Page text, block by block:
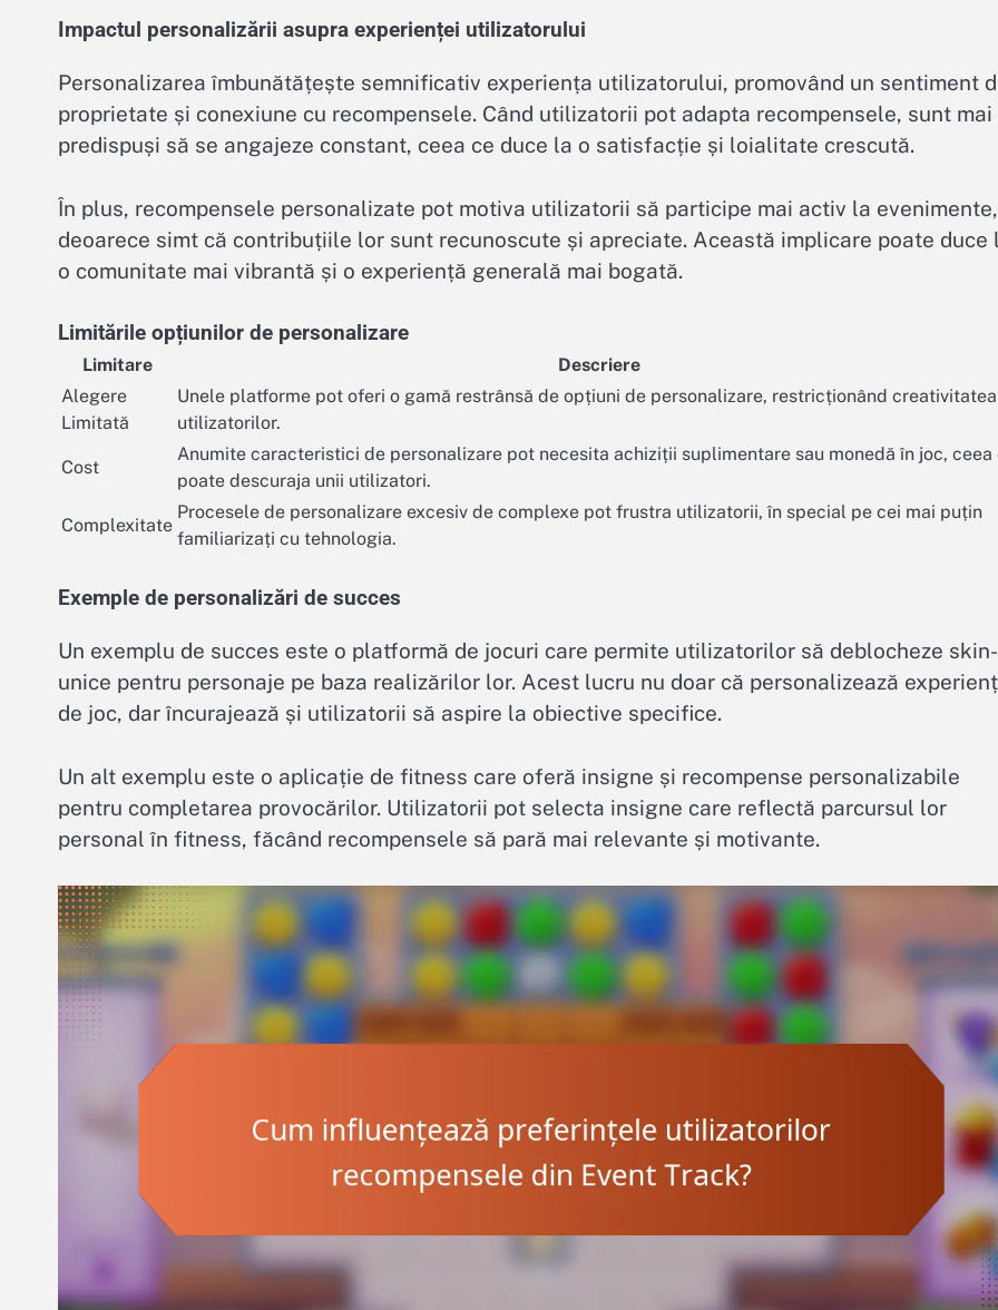
Impactul personalizării asupra experienței utilizatorului
Personalizarea îmbunătățește semnificativ experiența utilizatorului, promovând un sentiment
proprietate și conexiune cu recompensele. Când utilizatorii pot adapta recompensele, sunt mai
predispuși să se angajeze constant, ceea ce duce la o satisfacție și loialitate crescută.
În plus, recompensele personalizate pot motiva utilizatorii să participe mai activ la evenimente,
deoarece simt că contribuțiile lor sunt recunoscute și apreciate. Această implicare poate duce
o comunitate mai vibrantă și o experiență generală mai bogată.
Limitările opțiunilor de personalizare
Limitare
Descriere
Alegere
Limitată
Unele platforme pot oferi o gamă restrânsă de opțiuni de personalizare, restricționând creativitatea
utilizatorilor.
Cost
Anumite caracteristici de personalizare pot necesita achiziții suplimentare sau monedă în joc, ceea
poate descuraja unii utilizatori.
Complexitate
Procesele de personalizare excesiv de complexe pot frustra utilizatorii, în special pe cei mai puțin
familiarizați cu tehnologia.
Exemple de personalizări de succes
Un exemplu de succes este o platformă de jocuri care permite utilizatorilor să deblocheze
unice pentru personaje pe baza realizărilor lor. Acest lucru nu doar că personalizează
de joc, dar încurajează și utilizatorii să aspire la obiective specifice.
Un alt exemplu este o aplicație de fitness care oferă insigne și recompense personalizabile
pentru completarea provocărilor. Utilizatorii pot selecta insigne care reflectă parcursul lor
personal în fitness, făcând recompensele să pară mai relevante și motivante.